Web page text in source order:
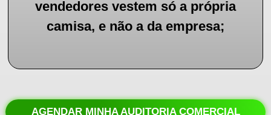
vendedores vestem só a própria
camisa, e não a da empresa;
AGENDAR MINHA AUDITORIA COMERCIAL